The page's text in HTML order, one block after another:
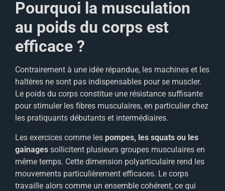
Pourquoi la musculation
au poids du corps est
efficace ?
Contrairement à une idée répandue, les machines et les
haltères ne sont pas indispensables pour se muscler.
Le poids du corps constitue une résistance suffisante
pour stimuler les fibres musculaires, en particulier chez
les pratiquants débutants et intermédiaires.
Les exercices comme les pompes, les squats ou les
gainages sollicitent plusieurs groupes musculaires en
même temps. Cette dimension polyarticulaire rend les
mouvements particulièrement efficaces. Le corps
travaille alors comme un ensemble cohérent, ce qui